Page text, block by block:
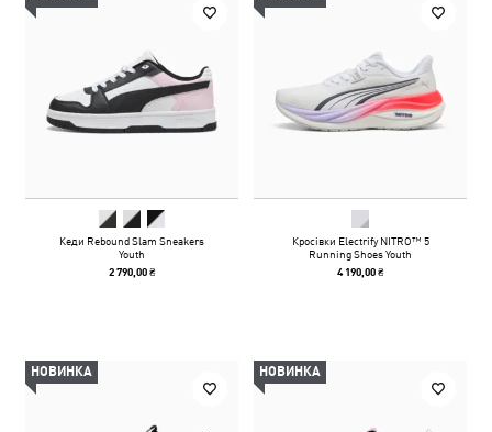
Кеди Rebound Slam Sneakers
Youth
2 790,00 ₴
Кросівки Electrify NITRO™ 5
Running Shoes Youth
4 190,00 ₴
НОВИНКА НОВИНКА